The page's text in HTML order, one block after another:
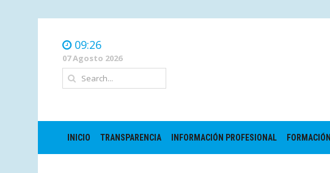
09:26
07 Agosto 2026
INICIO TRANSPARENCIA INFORMACIÓN PROFESIONAL FORMACIÓN